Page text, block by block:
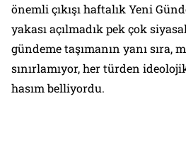
önemli çıkışı haftalıkYeni
yakası açılmadık pek çok
gündeme taşımanın yanı
sınırlamıyor, her türden
hasım belliyordu.